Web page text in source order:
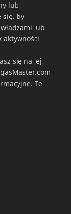
lub
się, by
lub
aktywności
się na jej
Te